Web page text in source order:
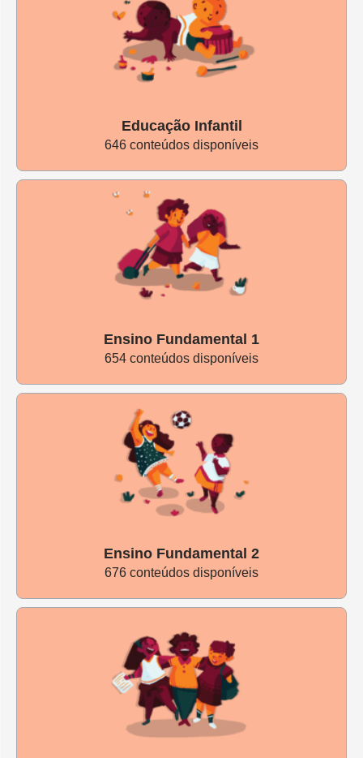
Educação Infantil
646 conteúdos disponíveis
Ensino Fundamental 1
654 conteúdos disponíveis
Ensino Fundamental 2
676 conteúdos disponíveis